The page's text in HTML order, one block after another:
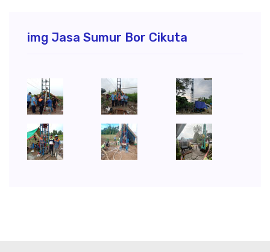
img Jasa Sumur Bor Cikuta